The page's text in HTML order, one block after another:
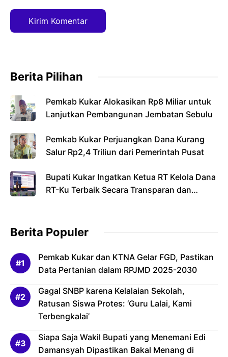
Berita Pilihan
Pemkab Kukar Alokasikan Rp8 Miliar untuk
Lanjutkan Pembangunan Jembatan Sebulu
Pemkab Kukar Perjuangkan Dana Kurang
Salur Rp2,4 Triliun dari Pemerintah Pusat
Bupati Kukar Ingatkan Ketua RT Kelola Dana
RT-Ku Terbaik Secara Transparan dan
Berita Populer
Pemkab Kukar dan KTNA Gelar FGD, Pastikan
Data Pertanian dalam RPJMD 2025-2030
Gagal SNBP karena Kelalaian Sekolah,
Ratusan Siswa Protes: ‘Guru Lalai, Kami
Terbengkalai’
Siapa Saja Wakil Bupati yang Menemani Edi
Damansyah Dipastikan Bakal Menang di